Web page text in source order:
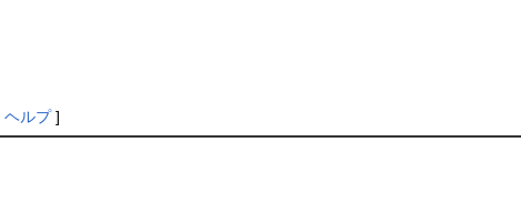
ヘルプ]